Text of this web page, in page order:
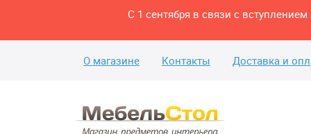
С 1 сентября в связи с
О магазине Контакты Доставка и